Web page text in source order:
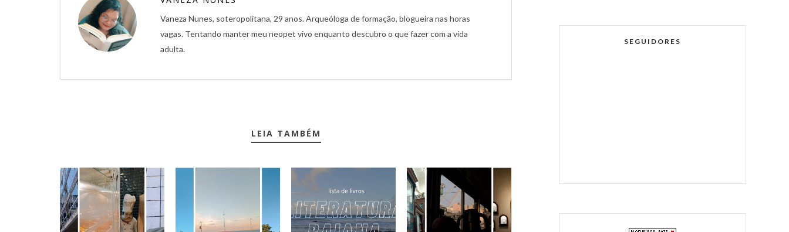
Vaneza Nunes, soteropolitana, 29 anos. Arqueóloga de formação, blogueira nas horas
vagas. Tentando manter meu neopet vivo enquanto descubro o que fazer com a vida
adulta.
LEIA TAMBÉM
SEGUIDORES